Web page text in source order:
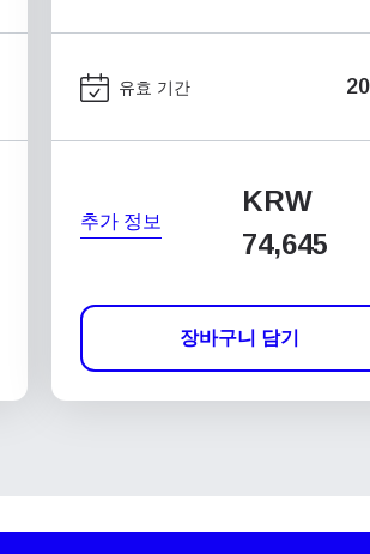
유효 기간
추가 정보
KRW
74,645
장바구니 담기